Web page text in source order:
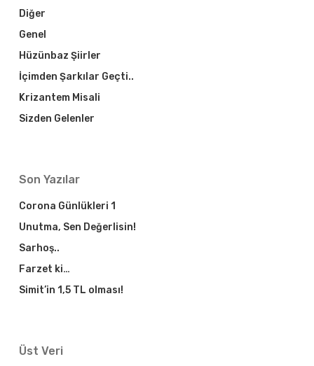
Diğer
Genel
Hüzünbaz Şiirler
İçimden Şarkılar Geçti..
Krizantem Misali
Sizden Gelenler
Son Yazılar
Corona Günlükleri 1
Unutma, Sen Değerlisin!
Sarhoş..
Farzet ki…
Simit’in 1,5 TL olması!
Üst Veri